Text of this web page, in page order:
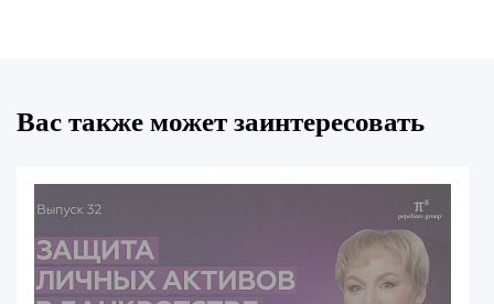
Вас также может заинтересовать